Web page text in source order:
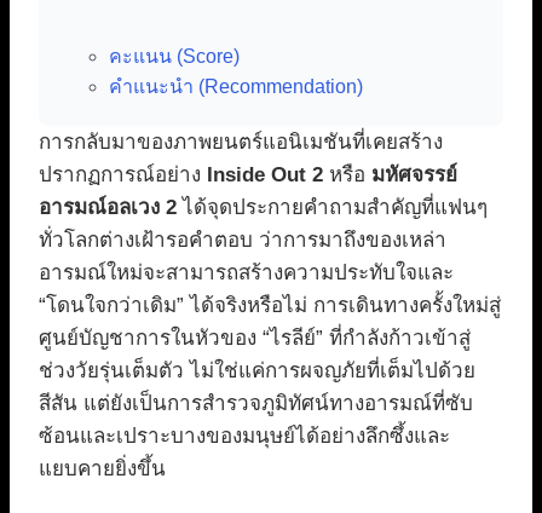
คะแนน (Score)
คำแนะนำ (Recommendation)
การกลับมาของภาพยนตร์แอนิเมชันที่เคยสร้าง
ปรากฏการณ์อย่าง
Inside Out 2 หรือ มหัศจรรย์
อารมณ์อลเวง 2 ได้จุดประกายคำถามสำคัญที่แฟนๆ
ทั่วโลกต่างเฝ้ารอคำตอบ ว่าการมาถึงของเหล่า
อารมณ์ใหม่จะสามารถสร้างความประทับใจและ
“โดนใจกว่าเดิม” ได้จริงหรือไม่ การเดินทางครั้งใหม่สู่
ศูนย์บัญชาการในหัวของ “ไรลีย์” ที่กำลังก้าวเข้าสู่
ช่วงวัยรุ่นเต็มตัว ไม่ใช่แค่การผจญภัยที่เต็มไปด้วย
สีสัน แต่ยังเป็นการสำรวจภูมิทัศน์ทางอารมณ์ที่ซับ
ซ้อนและเปราะบางของมนุษย์ได้อย่างลึกซึ้งและ
แยบคายยิ่งขึ้น